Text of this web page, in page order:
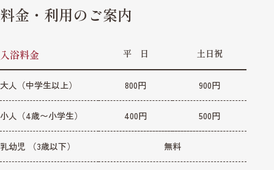
料金・利用のご案内
入浴料金 平 日 土日祝
大人（中学生以上） 800円 900円
小人（4歳〜小学生） 400円 500円
乳幼児 （3歳以下） 無料